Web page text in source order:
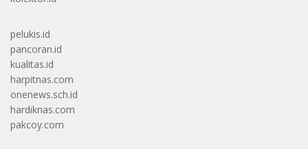
pelukis.id
pancoran.id
kualitas.id
harpitnas.com
onenews.sch.id
hardiknas.com
pakcoy.com